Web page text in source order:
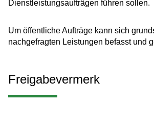
Dienstleistungsaufträgen führen sollen.
Um öffentliche Aufträge kann sich
nachgefragten Leistungen befasst und
Freigabevermerk